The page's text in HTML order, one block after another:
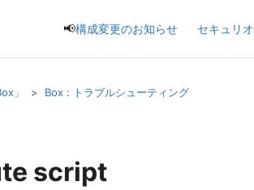
📢構成変更のお知らせ セキュリ
」 Box : トラブルシューティング
script